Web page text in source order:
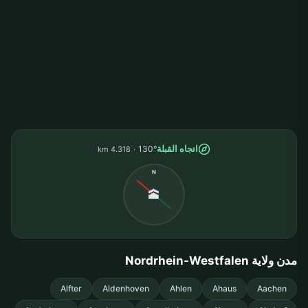
اتجاه القبلة130°
4.318 km
N
🕋
مدن ولاية Nordrhein-Westfalen
Aachen
Ahaus
Ahlen
Aldenhoven
Alfter